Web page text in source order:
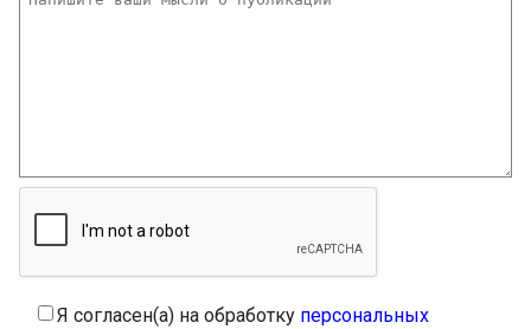
Я согласен(а) на обработку персональных